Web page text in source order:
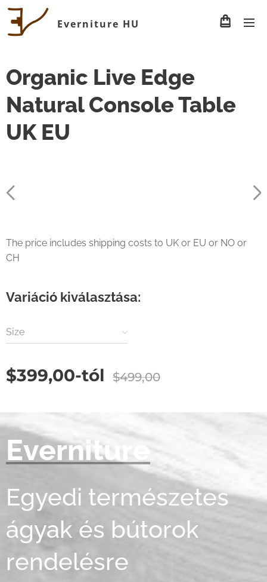
Everniture HU
Organic Live Edge
Natural Console Table
UK EU
The price includes shipping costs to UK or EU or NO or
CH
Variáció kiválasztása:
Size
$399,00-tól $499,00
Everniture
Egyedi természetes
ágyak és bútorok
rendelésre